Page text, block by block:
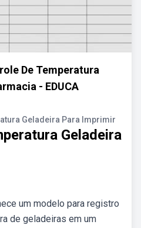
De Temperatura
- EDUCA
Geladeira Para Imprimir
Geladeira
um modelo para registro
de geladeiras em um